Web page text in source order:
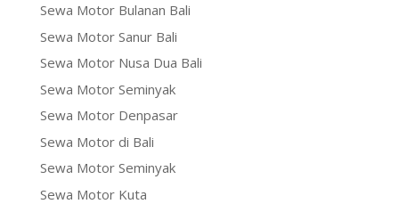
Sewa Motor Bulanan Bali
Sewa Motor Sanur Bali
Sewa Motor Nusa Dua Bali
Sewa Motor Seminyak
Sewa Motor Denpasar
Sewa Motor di Bali
Sewa Motor Seminyak
Sewa Motor Kuta